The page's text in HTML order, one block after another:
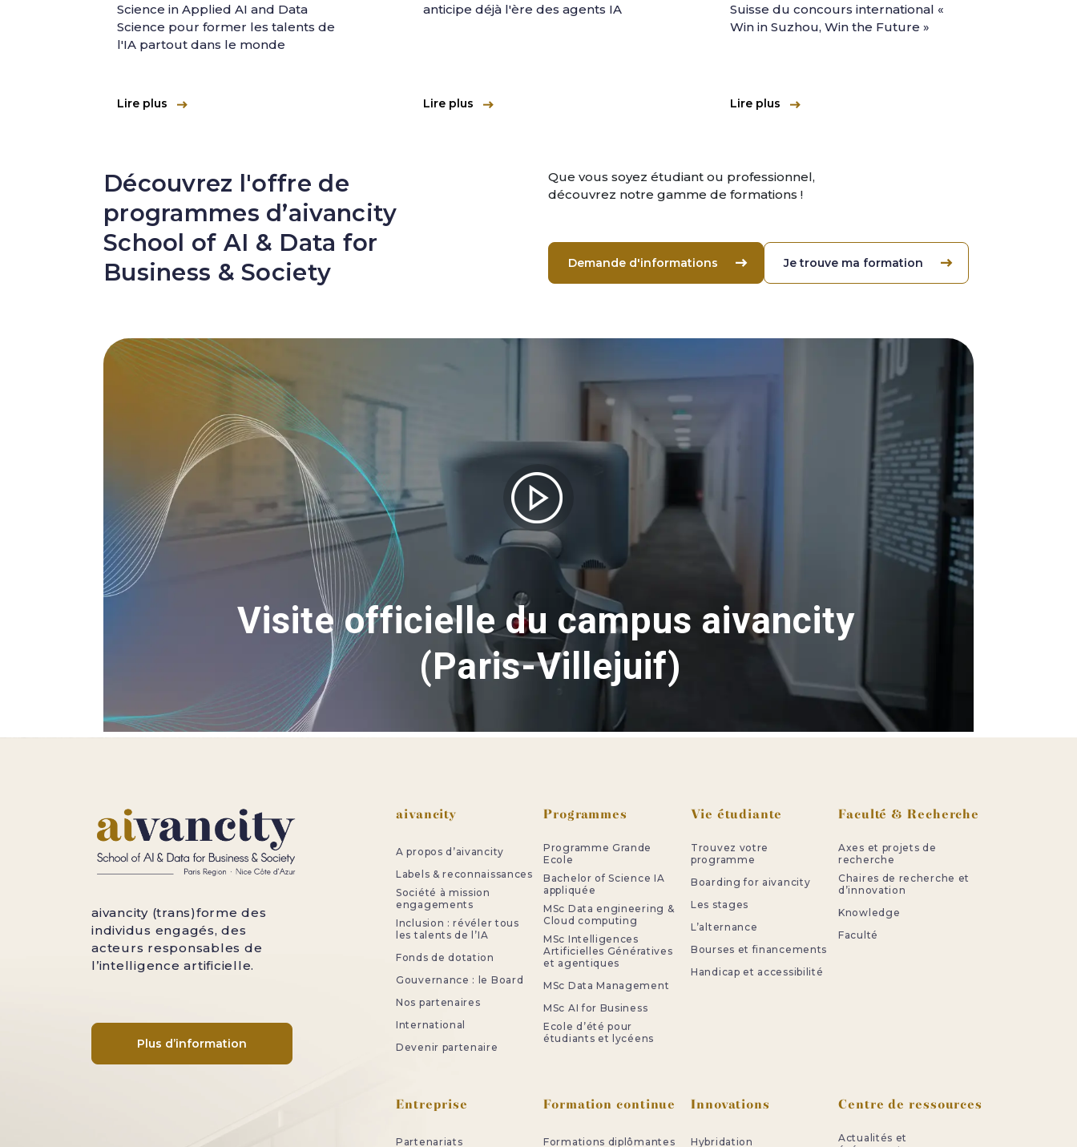
Science in Applied AI and Data
Science pour former les talents de
l'IA partout dans le monde
Lire plus
anticipe déjà l'ère des agents IA
Lire plus
Suisse du concours international «
Win in Suzhou, Win the Future »
Lire plus
Découvrez l'offre de
programmes d’aivancity
School of AI & Data for
Business & Society
Que vous soyez étudiant ou professionnel,
découvrez notre gamme de formations !
Demande d'informations Je trouve ma formation
Image
Visite officielle du campus aivancity
(Paris-Villejuif)
aivancity (trans)forme des
individus engagés, des
acteurs responsables de
l’intelligence artificielle.
Plus d’information
Pied de page
aivancity
A propos d’aivancity
Labels & reconnaissances
Société à mission
engagements
Inclusion : révéler tous
les talents de l’IA
Fonds de dotation
Gouvernance : le Board
Nos partenaires
International
Devenir partenaire
Programmes
Programme Grande
Ecole
Bachelor of Science IA
appliquée
MSc Data engineering &
Cloud computing
MSc Intelligences
Artificielles Génératives
et agentiques
MSc Data Management
MSc AI for Business
Ecole d’été pour
étudiants et lycéens
Vie étudiante
Trouvez votre
programme
Boarding for aivancity
Les stages
L’alternance
Bourses et financements
Handicap et accessibilité
Faculté & Recherche
Axes et projets de
recherche
Chaires de recherche et
d’innovation
Knowledge
Faculté
Entreprise
Partenariats
Formation continue
Formations diplômantes
Innovations
Hybridation
Centre de ressources
Actualités et